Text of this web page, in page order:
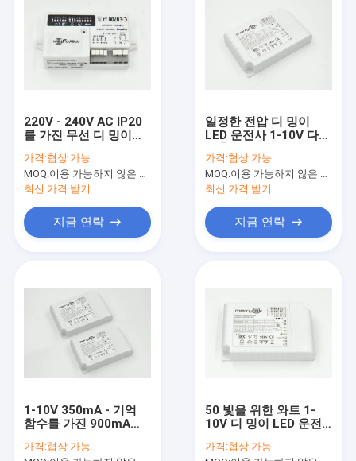
VR 쇼
우리 에 관한 것
220V - 240V AC IP20
를 가진 무선 디 밍이
가격:협상 가능
MOQ:이용 가능하지 않은 생산 정지.
최신 가격 받기
지금 연락
일정한 전압 디 밍이
LED 운전사 1-10V 다
가격:협상 가능
MOQ:이용 가능하지 않은 생산 정지.
최신 가격 받기
지금 연락
1-10V 350mA - 기억
함수를 가진 900mA
40W
가격:협상 가능
50 빛을 위한 와트 1-
10V 디 밍이 LED 운전
수 처리하십시오
가격:협상 가능